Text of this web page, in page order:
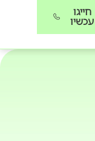
חייגו
עכשיו